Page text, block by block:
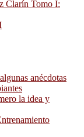
Clarín Tomo I:
anécdotas
la idea y